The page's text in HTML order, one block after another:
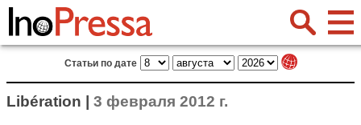
Статьи по дате
Libération | 3 февраля 2012 г.